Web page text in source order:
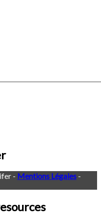
- Mentions Légales -